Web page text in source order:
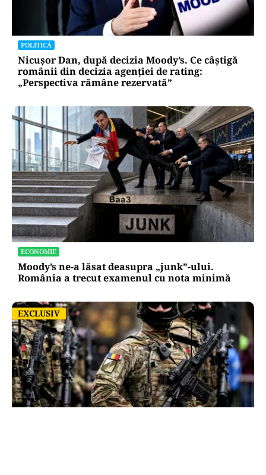
POLITICĂ
Nicușor Dan, după decizia Moody’s. Ce câștigă
românii din decizia agenției de rating:
„Perspectiva rămâne rezervată”
ECONOMIE
Moody’s ne-a lăsat deasupra „junk”-ului.
România a trecut examenul cu nota minimă
EXCLUSIV
EXCLUSIV